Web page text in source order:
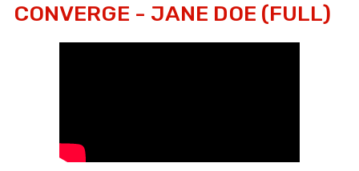
CONVERGE - JANE DOE (FULL)